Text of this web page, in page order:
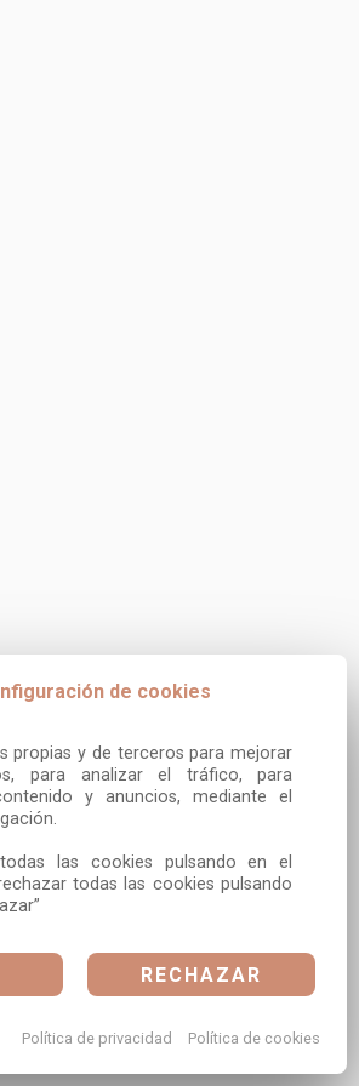
de cookies
propias y de terceros para mejorar
para analizar el tráfico, para
y anuncios, mediante el
las cookies pulsando en el
todas las cookies pulsando
RECHAZAR
Política de privacidad Política de cookies